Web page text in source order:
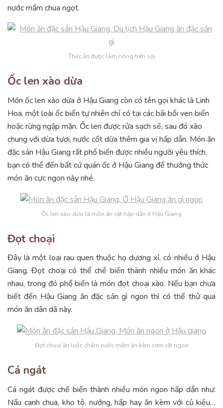
nước mắm chua ngọt.
Thức ăn được làm nóng trên sỏi
Ốc len xào dừa
Món ốc len xào dừa ở Hậu Giang còn có tên gọi khác là Linh
Hoa, một loài ốc biển tự nhiên chỉ có tại các bãi bồi ven biển
hoặc rừng ngập mặn. Ốc len được rửa sạch sẽ, sau đó xào
chung với dừa tươi, nước cốt dừa thêm gia vị hấp dẫn. Món ăn
đặc sản Hậu Giang rất phổ biến được nhiều người yêu thích,
bạn có thể đến bất cứ quán ốc ở Hậu Giang để thưởng thức
món ăn cực ngon này nhé.
Ốc len xào dừa là món ăn vặt hấp dẫn ở Hậu Giang
Đọt choại
Đây là một loại rau quen thuộc họ dương xỉ, có nhiều ở Hậu
Giang. Đọt choại có thể chế biến thành nhiều món ăn khác
nhau, trong đó phổ biến là món đọt choại xào. Nếu bạn chưa
biết đến Hậu Giang ăn đặc sản gì ngon thì có thể thử qua
món ăn dân dã này.
Đọt choại ăn luộc chấm nước mắm ăn kèm cơm rất ngon
Cá ngát
Cá ngát được chế biến thành nhiều món ngon hấp dẫn như:
Nấu canh chua, kho tộ, nướng, hấp hay ăn kèm với củ kiệu…